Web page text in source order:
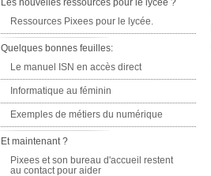
Les nouvelles ressources pour le lycée ?
Ressources Pixees pour le lycée.
Quelques bonnes feuilles:
Le manuel ISN en accès direct
Informatique au féminin
Exemples de métiers du numérique
Et maintenant ?
Pixees et son bureau d'accueil restent
au contact pour aider